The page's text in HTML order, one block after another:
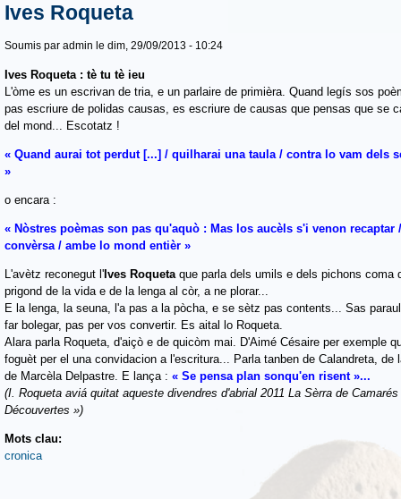
Ives Roqueta
Soumis par admin le dim, 29/09/2013 - 10:24
Ives Roqueta : tè tu tè ieu
L'òme es un escrivan de tria, e un parlaire de primièra. Quand legís sos
pas escriure de polidas causas, es escriure de causas que pensas que se
del mond... Escotatz !
« Quand aurai tot perdut [...] / quilharai una taula / contra lo vam dels
»
o encara :
« Nòstres poèmas son pas qu'aquò : Mas los aucèls s'i venon recaptar
convèrsa / ambe lo mond entièr »
L'avètz reconegut l'Ives Roqueta que parla dels umils e dels pichons coma
prigond de la vida e de la lenga al còr, a ne plorar...
E la lenga, la seuna, l'a pas a la pòcha, e se sètz pas contents... Sas
far bolegar, pas per vos convertir. Es aital lo Roqueta.
Alara parla Roqueta, d'aiçò e de quicòm mai. D'Aimé Césaire per exemple
foguèt per el una convidacion a l'escritura... Parla tanben de Calandreta,
de Marcèla Delpastre. E lança : « Se pensa plan sonqu'en risent »...
(I. Roqueta aviá quitat aqueste divendres d'abrial 2011 La Sèrra de
Découvertes »)
Mots clau:
cronica